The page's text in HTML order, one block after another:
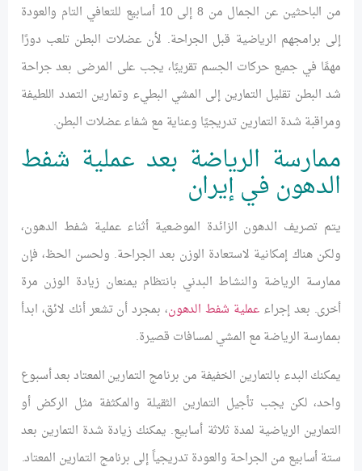
من الباحثين عن الجمال من 8 إلى 10 أسابيع للتعافي التام والعودة
إلى برامجهم الرياضية قبل الجراحة. لأن عضلات البطن تلعب دورًا
مهمًا في جميع حركات الجسم تقريبًا، يجب على المرضى بعد جراحة
شد البطن تقليل التمارين إلى المشي البطيء وتمارين التمدد اللطيفة
ومراقبة شدة التمارين تدريجيًا وعناية مع شفاء عضلات البطن.
ممارسة الرياضة بعد عملية شفط
الدهون في إيران
يتم تصريف الدهون الزائدة الموضعية أثناء عملية شفط الدهون،
ولكن هناك إمكانية لاستعادة الوزن بعد الجراحة. ولحسن الحظ، فإن
ممارسة الرياضة والنشاط البدني بانتظام يمنعان زيادة الوزن مرة
أخرى. بعد إجراءعملية شفط الدهون، بمجرد أن تشعر أنك لائق، ابدأ
بممارسة الرياضة مع المشي لمسافات قصيرة.
يمكنك البدء بالتمارين الخفيفة من برنامج التمارين المعتاد بعد أسبوع
واحد، لكن يجب تأجيل التمارين الثقيلة والمكثفة مثل الركض أو
التمارين الرياضية لمدة ثلاثة أسابيع. يمكنك زيادة شدة التمارين بعد
ستة أسابيع من الجراحة والعودة تدريجياً إلى برنامج التمارين المعتاد.